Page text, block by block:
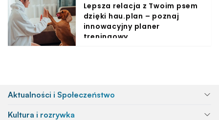
Lepsza relacja z Twoim psem
dzięki hau.plan – poznaj
innowacyjny planer
treningowy
Aktualności i Społeczeństwo
Kultura i rozrywka